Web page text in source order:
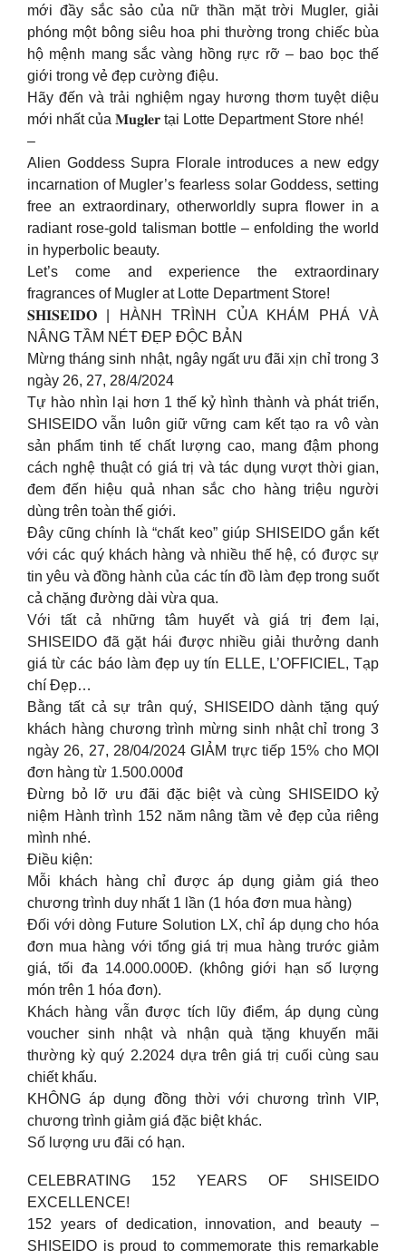
mới đầy sắc sảo của nữ thần mặt trời Mugler, giải
phóng một bông siêu hoa phi thường trong chiếc bùa
hộ mệnh mang sắc vàng hồng rực rỡ – bao bọc thế
giới trong vẻ đẹp cường điệu.
Hãy đến và trải nghiệm ngay hương thơm tuyệt diệu
mới nhất của 𝐌𝐮𝐠𝐥𝐞𝐫 tại Lotte Department Store nhé!
–
Alien Goddess Supra Florale introduces a new edgy
incarnation of Mugler’s fearless solar Goddess, setting
free an extraordinary, otherworldly supra flower in a
radiant rose-gold talisman bottle – enfolding the world
in hyperbolic beauty.
Let’s come and experience the extraordinary
fragrances of Mugler at Lotte Department Store!
𝐒𝐇𝐈𝐒𝐄𝐈𝐃𝐎 | HÀNH TRÌNH CỦA KHÁM PHÁ VÀ
NÂNG TẦM NÉT ĐẸP ĐỘC BẢN
Mừng tháng sinh nhật, ngây ngất ưu đãi xịn chỉ trong 3
ngày 26, 27, 28/4/2024
Tự hào nhìn lại hơn 1 thế kỷ hình thành và phát triển,
SHISEIDO vẫn luôn giữ vững cam kết tạo ra vô vàn
sản phẩm tinh tế chất lượng cao, mang đậm phong
cách nghệ thuật có giá trị và tác dụng vượt thời gian,
đem đến hiệu quả nhan sắc cho hàng triệu người
dùng trên toàn thế giới.
Đây cũng chính là “chất keo” giúp SHISEIDO gắn kết
với các quý khách hàng và nhiều thế hệ, có được sự
tin yêu và đồng hành của các tín đồ làm đẹp trong suốt
cả chặng đường dài vừa qua.
Với tất cả những tâm huyết và giá trị đem lại,
SHISEIDO đã gặt hái được nhiều giải thưởng danh
giá từ các báo làm đẹp uy tín ELLE, L’OFFICIEL, Tạp
chí Đẹp…
Bằng tất cả sự trân quý, SHISEIDO dành tặng quý
khách hàng chương trình mừng sinh nhật chỉ trong 3
ngày 26, 27, 28/04/2024 GIẢM trực tiếp 15% cho MỌI
đơn hàng từ 1.500.000đ
Đừng bỏ lỡ ưu đãi đặc biệt và cùng SHISEIDO kỷ
niệm Hành trình 152 năm nâng tầm vẻ đẹp của riêng
mình nhé.
Điều kiện:
Mỗi khách hàng chỉ được áp dụng giảm giá theo
chương trình duy nhất 1 lần (1 hóa đơn mua hàng)
Đối với dòng Future Solution LX, chỉ áp dụng cho hóa
đơn mua hàng với tổng giá trị mua hàng trước giảm
giá, tối đa 14.000.000Đ. (không giới hạn số lượng
món trên 1 hóa đơn).
Khách hàng vẫn được tích lũy điểm, áp dụng cùng
voucher sinh nhật và nhận quà tặng khuyến mãi
thường kỳ quý 2.2024 dựa trên giá trị cuối cùng sau
chiết khấu.
KHÔNG áp dụng đồng thời với chương trình VIP,
chương trình giảm giá đặc biệt khác.
Số lượng ưu đãi có hạn.
CELEBRATING 152 YEARS OF SHISEIDO
EXCELLENCE!
152 years of dedication, innovation, and beauty –
SHISEIDO is proud to commemorate this remarkable